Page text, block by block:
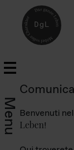
Menu Benvenuti
Leben!